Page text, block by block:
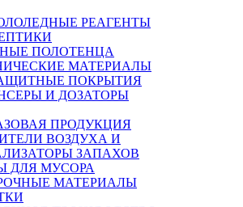
РЕАГЕНТЫ
ПОЛОТЕНЦА
МАТЕРИАЛЫ
ПОКРЫТИЯ
И ДОЗАТОРЫ
ПРОДУКЦИЯ
ВОЗДУХА И
ЗАПАХОВ
ДЛЯ МУСОРА
МАТЕРИАЛЫ